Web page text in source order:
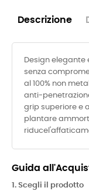
Descrizione
Design elegante
senza
al 100% non
anti-
grip superiore e
plantare
Guida
1. Scegli il prodotto